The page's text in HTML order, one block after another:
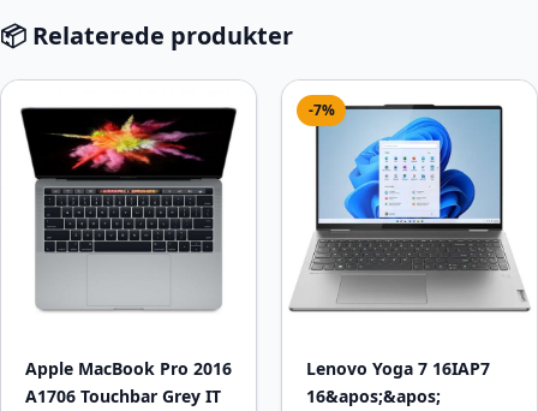
📦 Relaterede produkter
Apple MacBook Pro 2016
A1706 Touchbar Grey IT
-7%
Lenovo Yoga 7 16IAP7
16&apos;&apos;